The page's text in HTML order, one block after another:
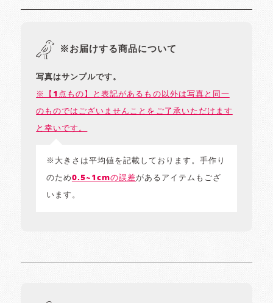
※お届けする商品について
写真はサンプルです。
※【1点もの】と表記があるもの以外は写真と同一
のものではございませんことをご了承いただけます
と幸いです。
※大きさは平均値を記載しております。手作り
のため0.5~1cmの誤差があるアイテムもござ
います。